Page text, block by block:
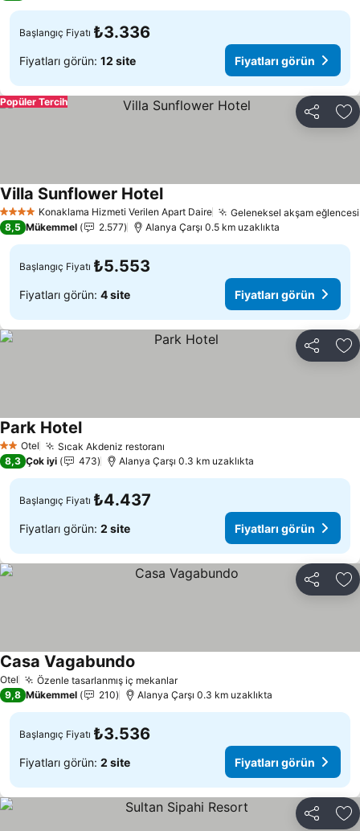
Başlangıç Fiyatı ₺3.336
Fiyatları görün: 12 site Fiyatları görün
Paylaş
Popüler Tercih
4 Yıldız Konaklama Hizmeti Verilen Apart Daire Geleneksel akşam eğlencesi
Villa Sunflower HotelFiyatları görün
8,5 Mükemmel 2.577 Alanya Çarşı 0.5 km uzaklıkta
Başlangıç Fiyatı ₺5.553
Fiyatları görün: 4 site Fiyatları görün
Paylaş
2 Yıldız
Otel Sıcak Akdeniz restoranı
Park HotelFiyatları görün
8,3 Çok iyi 473 Alanya Çarşı 0.3 km uzaklıkta
Başlangıç Fiyatı ₺4.437
Fiyatları görün: 2 site Fiyatları görün
Paylaş
Otel Özenle tasarlanmış iç mekanlarFiyatları görün
Casa Vagabundo
9,8 Mükemmel 210 Alanya Çarşı 0.3 km uzaklıkta
Başlangıç Fiyatı ₺3.536
Fiyatları görün: 2 site Fiyatları görün
Paylaş